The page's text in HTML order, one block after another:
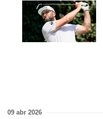
09 abr 2026